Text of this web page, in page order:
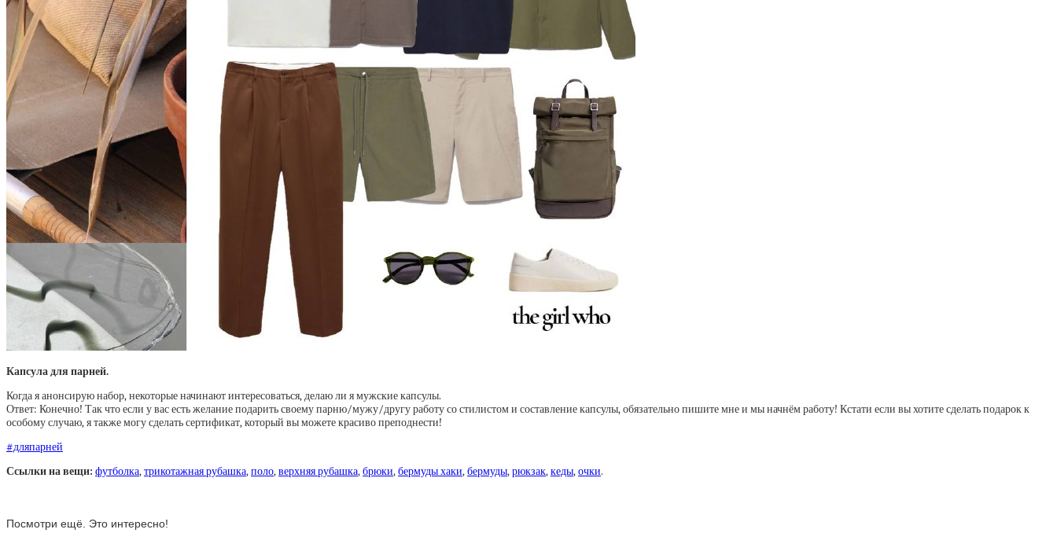
Капсула для парней.
Когда я анонсирую набор, некоторые начинают интересоваться, делаю ли я мужские капсулы.
Ответ: Конечно! Так что если у вас есть желание подарить своему парню/мужу/другу работу со стилистом и составление капсулы, обязательно пишите мне и мы начнём работу! Кстати если вы хотите сделать подарок к
особому случаю, я также могу сделать сертификат, который вы можете красиво преподнести!
#дляпарней
Ссылки на вещи: футболка,трикотажная рубашка,поло,верхняя рубашка,брюки,бермуды хаки,бермуды,рюкзак,кеды,очки.
Посмотри ещё. Это интересно!